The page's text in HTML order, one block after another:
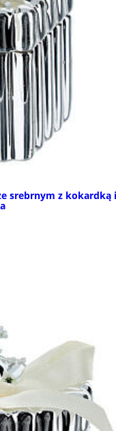
srebrnym z kokardką i